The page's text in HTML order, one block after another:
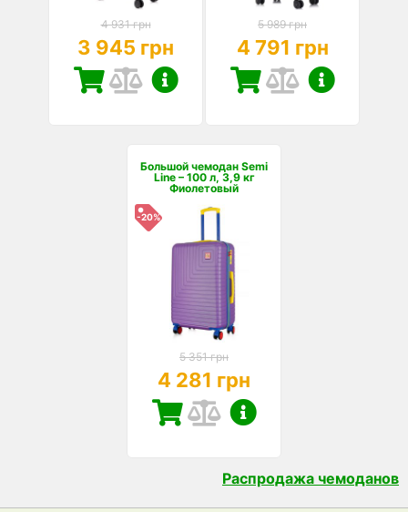
4 931 грн
3 945 грн
5 989 грн
4 791 грн
Большой чемодан Semi
Line – 100 л, 3,9 кг
Фиолетовый
-20%
5 351 грн
4 281 грн
Распродажа чемоданов